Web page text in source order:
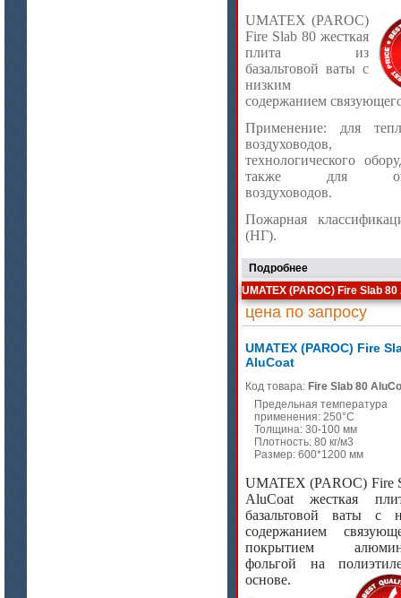
UMATEX (PAROC)
Fire Slab 80 жесткая
плита из
базальтовой ваты с
низким
содержанием
Применение: для
воздуховодов,
технологического
также для
воздуховодов.
Пожарная
(НГ).
Подробнее
UMATEX (PAROC) Fire Slab
цена по запросу
UMATEX (PAROC) Fire
AluCoat
Код товара: Fire Slab 80
Предельная температура
применения: 250°C
Толщина: 30-100 мм
Плотность: 80 кг/м3
Размер: 600*1200 мм
UMATEX (PAROC) Fire
AluCoat жесткая
базальтовой ваты с
содержанием
покрытием
фольгой на
основе.